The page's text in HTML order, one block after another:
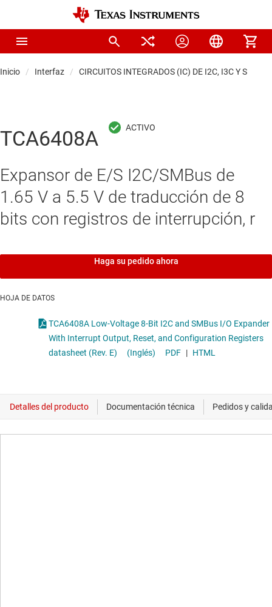
Inicio Interfaz CIRCUITOS INTEGRADOS (IC) DE I2C, I3C Y SPI
TCA6408A
Expansor de E/S I2C/SMBus de
1.65 V a 5.5 V de traducción de 8
bits con registros de interrupción, r
Haga su pedido ahora
HOJA DE DATOS
TCA6408A Low-Voltage 8-Bit I2C and SMBus I/O Expander
With Interrupt Output, Reset, and Configuration Registers
datasheet (Rev. E)
(Inglés) PDF | HTML